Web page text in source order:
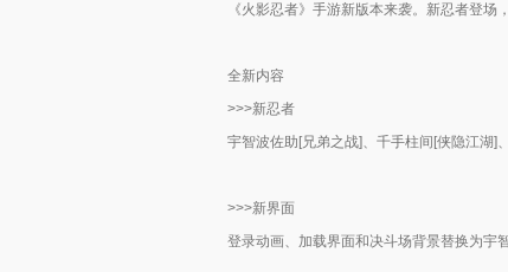
《火影忍者》手游新版本来袭。新忍者登
全新内容
>>>新忍者
宇智波佐助[兄弟之战]、千手柱间[侠隐江湖]
>>>新界面
登录动画、加载界面和决斗场背景替换为宇